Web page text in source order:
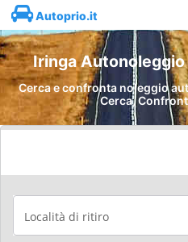
Autoprio.it
Iringa
Cerca e confronta noleggio
Cerca,
Località di ritiro